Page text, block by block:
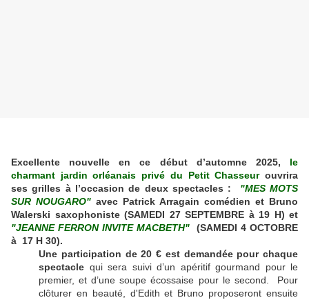
Excellente nouvelle en ce début d’automne 2025, le
charmant jardin orléanais privé du Petit Chasseurouvrira
ses grilles à l’occasion de deux spectacles : "MES MOTS
SUR NOUGARO" avec Patrick Arragain comédien et Bruno
Walerski saxophoniste (SAMEDI 27 SEPTEMBRE à 19 H) et
"JEANNE FERRON INVITE MACBETH"
(SAMEDI 4 OCTOBRE
à 17 H 30).
Une participation de 20 € est demandée pour chaque
spectacle qui sera suivi d’un apéritif gourmand pour le
premier, et d’une soupe écossaise pour le second. Pour
clôturer en beauté, d'Edith et Bruno proposeront ensuite